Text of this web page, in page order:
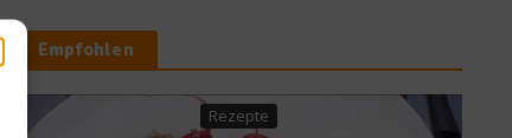
Empfohlen
Rezepte